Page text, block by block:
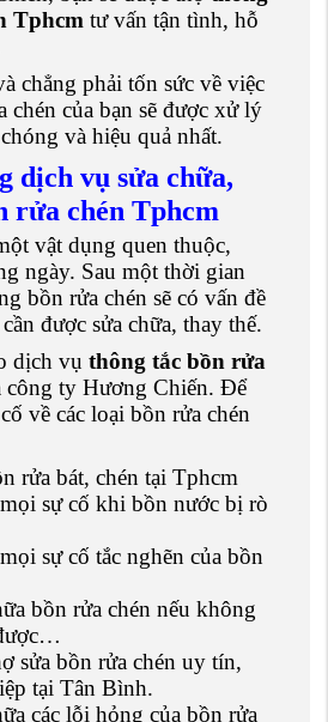
Tphcm tư vấn tận tình, hỗ
chẳng phải tốn sức về việc
chén của bạn sẽ được xử lý
và hiệu quả nhất.
dịch vụ sửa chữa,
rửa chén Tphcm
vật dụng quen thuộc,
ngày. Sau một thời gian
bồn rửa chén sẽ có vấn đề
được sửa chữa, thay thế.
dịch vụ thông tắc bồn rửa
công ty Hương Chiến. Để
về các loại bồn rửa chén
rửa bát, chén tại Tphcm
sự cố khi bồn nước bị rò
sự cố tắc nghẽn của bồn
bồn rửa chén nếu không
sửa bồn rửa chén uy tín,
tại Tân Bình.
các lỗi hỏng của bồn rửa